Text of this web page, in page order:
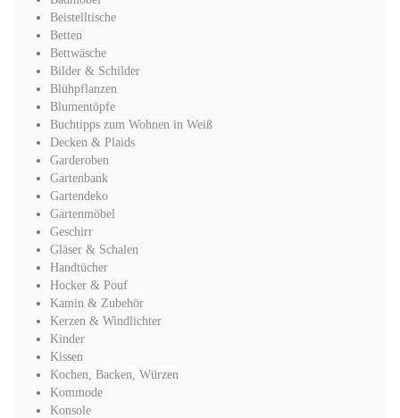
Beistelltische
Betten
Bettwäsche
Bilder & Schilder
Blühpflanzen
Blumentöpfe
Buchtipps zum Wohnen in Weiß
Decken & Plaids
Garderoben
Gartenbank
Gartendeko
Gartenmöbel
Geschirr
Gläser & Schalen
Handtücher
Hocker & Pouf
Kamin & Zubehör
Kerzen & Windlichter
Kinder
Kissen
Kochen, Backen, Würzen
Kommode
Konsole